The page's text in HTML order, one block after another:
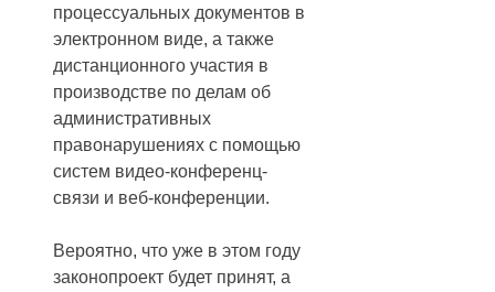
процессуальных документов в
электронном виде, а также
дистанционного участия в
производстве по делам об
административных
правонарушениях с помощью
систем видео-конференц-
связи и веб-конференции.
Вероятно, что уже в этом году
законопроект будет принят, а